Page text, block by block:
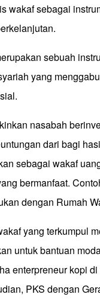
wakaf sebagai
sebuah
yang
nasabah
dari bagi
sebagai wakaf
bermanfaat.
dengan Rumah
yang terkumpul
untuk bantuan
enterpreneur kopi
PKS dengan